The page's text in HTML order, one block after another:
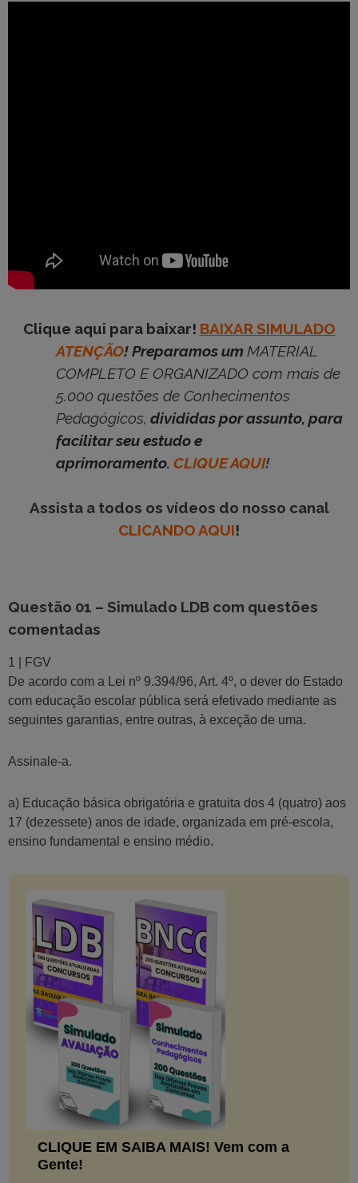
Clique aqui para baixar! BAIXAR SIMULADO
ATENÇÃO! Preparamos um MATERIAL
COMPLETO E ORGANIZADO com mais de
5.000 questões de Conhecimentos
Pedagógicos, divididas por assunto, para
facilitar seu estudo e
aprimoramento. CLIQUE AQUI!
Assista a todos os vídeos do nosso canal
CLICANDO AQUI!
Questão 01 – Simulado LDB com questões
comentadas
1 | FGV
De acordo com a Lei nº 9.394/96, Art. 4º, o dever do Estado
com educação escolar pública será efetivado mediante as
seguintes garantias, entre outras, à exceção de uma.
Assinale-a.
a) Educação básica obrigatória e gratuita dos 4 (quatro) aos
17 (dezessete) anos de idade, organizada em pré-escola,
ensino fundamental e ensino médio.
CLIQUE EM SAIBA MAIS! Vem com a
Gente!